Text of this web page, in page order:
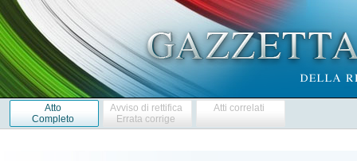
Atto
Completo
Avviso di rettifica
Errata corrige
Atti correlati